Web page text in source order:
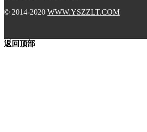
© 2014-2020 WWW.YSZZLT.COM
返回顶部